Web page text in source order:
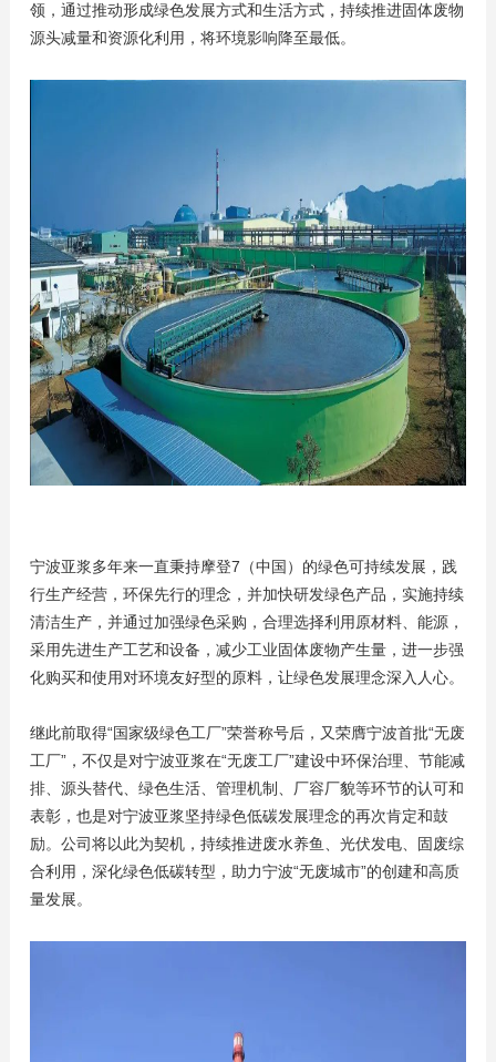
领，通过推动形成绿色发展方式和生活方式，持续推进固体废物
源头减量和资源化利用，将环境影响降至最低。
宁波亚浆多年来一直秉持摩登7（中国）的绿色可持续发展，践
行生产经营，环保先行的理念，并加快研发绿色产品，实施持续
清洁生产，并通过加强绿色采购，合理选择利用原材料、能源，
采用先进生产工艺和设备，减少工业固体废物产生量，进一步强
化购买和使用对环境友好型的原料，让绿色发展理念深入人心。
继此前取得“国家级绿色工厂”荣誉称号后，又荣膺宁波首批“无废
工厂”，不仅是对宁波亚浆在“无废工厂”建设中环保治理、节能减
排、源头替代、绿色生活、管理机制、厂容厂貌等环节的认可和
表彰，也是对宁波亚浆坚持绿色低碳发展理念的再次肯定和鼓
励。公司将以此为契机，持续推进废水养鱼、光伏发电、固废综
合利用，深化绿色低碳转型，助力宁波“无废城市”的创建和高质
量发展。